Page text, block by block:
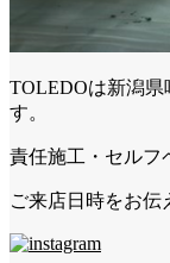
TOLEDOは新潟県
す。
責任施工・セルフ
ご来店日時をお伝